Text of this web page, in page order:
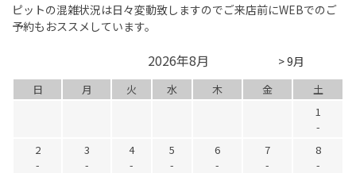
ピットの混雑状況は日々変動致しますのでご来店前にWEBでのご
予約もおススメしています。
> 9月
2026年8月
日 月 火 水 木 金
土
1
-
2
-
3
-
4
-
5
-
6
-
7
-
8
-